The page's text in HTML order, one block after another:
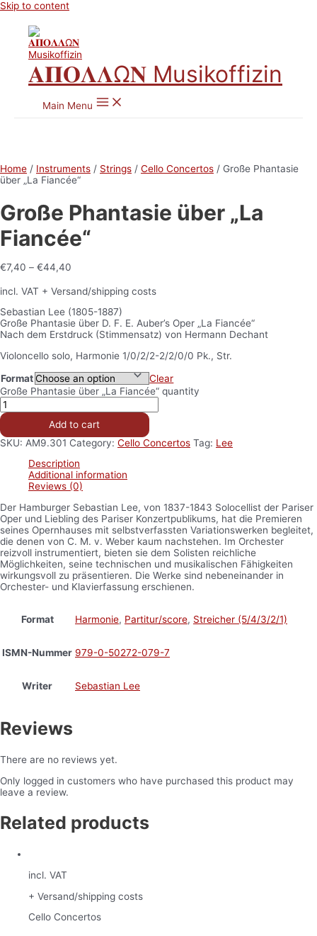
Skip to content
𝚨𝚷𝚶𝚲𝚲Ω𝚴 Musikoffizin
Main Menu
Home / Instruments / Strings / Cello Concertos / Große Phantasie
über „La Fiancée“
Große Phantasie über „La
Fiancée“
€7,40 – €44,40
incl. VAT + Versand/shipping costs
Sebastian Lee (1805-1887)
Große Phantasie über D. F. E. Auber’s Oper „La Fiancée“
Nach dem Erstdruck (Stimmensatz) von Hermann Dechant
Violoncello solo, Harmonie 1/0/2/2-2/2/0/0 Pk., Str.
Format
Clear
Große Phantasie über „La Fiancée“ quantity
Add to cart
SKU: AM9.301 Category: Cello Concertos Tag: Lee
Description
Additional information
Reviews (0)
Der Hamburger Sebastian Lee, von 1837-1843 Solocellist der Pariser
Oper und Liebling des Pariser Konzertpublikums, hat die Premieren
seines Opernhauses mit selbstverfassten Variationswerken begleitet,
die denen von C. M. v. Weber kaum nachstehen. Im Orchester
reizvoll instrumentiert, bieten sie dem Solisten reichliche
Möglichkeiten, seine technischen und musikalischen Fähigkeiten
wirkungsvoll zu präsentieren. Die Werke sind nebeneinander in
Orchester- und Klavierfassung erschienen.
Format Harmonie, Partitur/score, Streicher (5/4/3/2/1)
ISMN-Nummer 979-0-50272-079-7
Writer Sebastian Lee
Reviews
There are no reviews yet.
Only logged in customers who have purchased this product may
leave a review.
Related products
incl. VAT
+ Versand/shipping costs
Cello Concertos